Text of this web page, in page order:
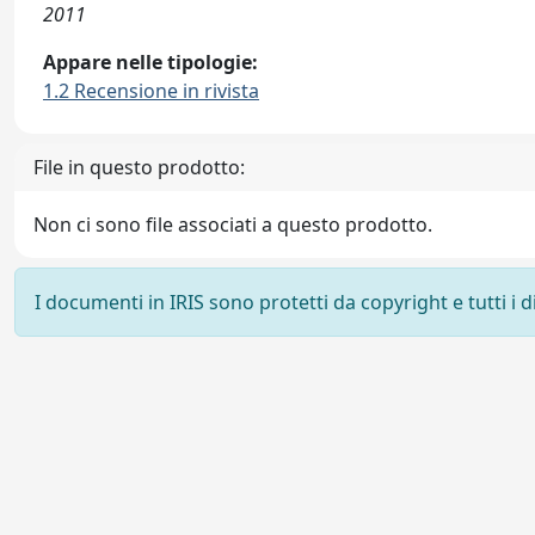
2011
Appare nelle tipologie:
1.2 Recensione in rivista
File in questo prodotto:
Non ci sono file associati a questo prodotto.
I documenti in IRIS sono protetti da copyright e tutti i